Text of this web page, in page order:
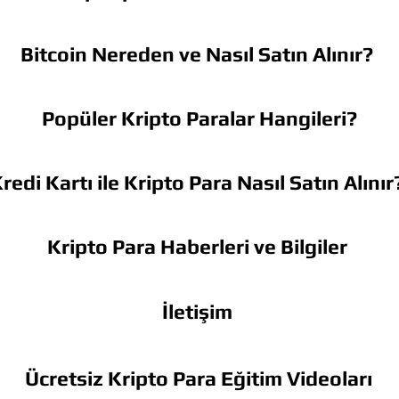
Bitcoin Nereden ve Nasıl Satın Alınır?
Popüler Kripto Paralar Hangileri?
Kartı ile Kripto Para Nasıl Satın
Kripto Para Haberleri ve Bilgiler
İletişim
Ücretsiz Kripto Para Eğitim Videoları